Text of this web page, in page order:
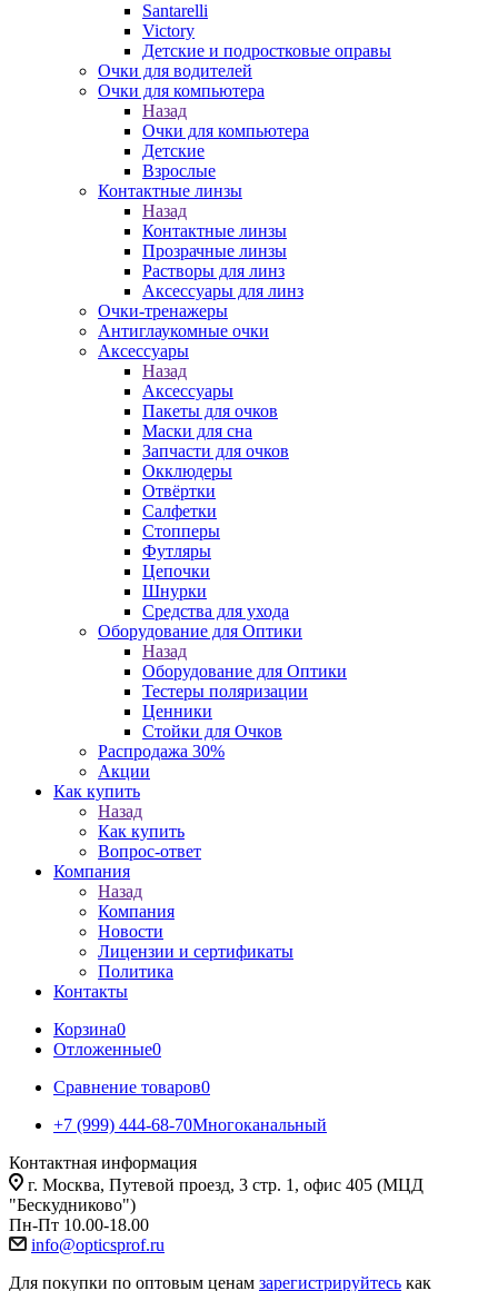
Santarelli
Victory
Детские и подростковые оправы
Очки для водителей
Очки для компьютера
Назад
Очки для компьютера
Детские
Взрослые
Контактные линзы
Назад
Контактные линзы
Прозрачные линзы
Растворы для линз
Аксессуары для линз
Очки-тренажеры
Антиглаукомные очки
Аксессуары
Назад
Аксессуары
Пакеты для очков
Маски для сна
Запчасти для очков
Окклюдеры
Отвёртки
Салфетки
Стопперы
Футляры
Цепочки
Шнурки
Средства для ухода
Оборудование для Оптики
Назад
Оборудование для Оптики
Тестеры поляризации
Ценники
Стойки для Очков
Распродажа 30%
Акции
Как купить
Назад
Как купить
Вопрос-ответ
Компания
Назад
Компания
Новости
Лицензии и сертификаты
Политика
Контакты
Корзина0
Отложенные0
Сравнение товаров0
+7 (999) 444-68-70Многоканальный
Контактная информация
г. Москва, Путевой проезд, 3 стр. 1, офис 405 (МЦД
"Бескудниково")
Пн-Пт 10.00-18.00
info@opticsprof.ru
Для покупки по оптовым ценам зарегистрируйтесь как